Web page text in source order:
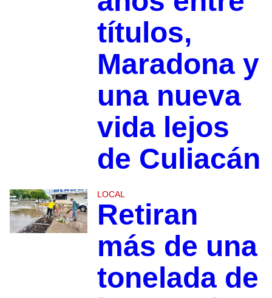
títulos,
Maradona y
una nueva
vida lejos
de Culiacán
LOCAL
Retiran
más de una
tonelada de